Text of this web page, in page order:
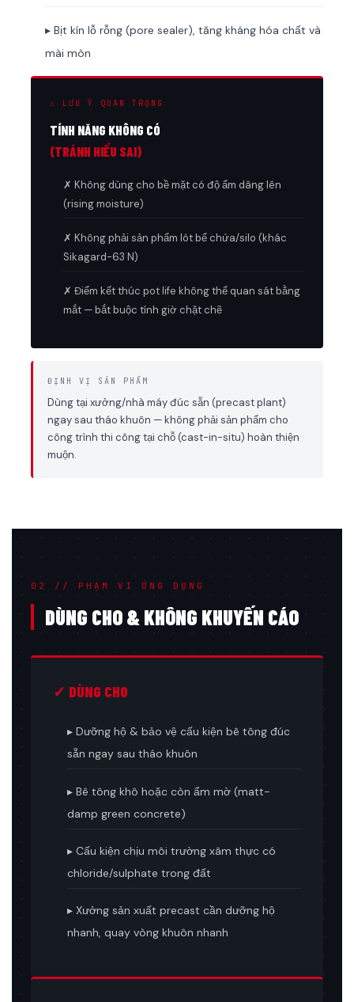
▸ Bịt kín lỗ rỗng (pore sealer), tăng kháng hóa chất và
mài mòn
⚠ LƯU Ý QUAN TRỌNG
TÍNH NĂNG KHÔNG CÓ
(TRÁNH HIỂU SAI)
✗ Không dùng cho bề mặt có độ ẩm dâng lên
(rising moisture)
✗ Không phải sản phẩm lót bể chứa/silo (khác
Sikagard-63 N)
✗ Điểm kết thúc pot life không thể quan sát bằng
mắt — bắt buộc tính giờ chặt chẽ
ĐỊNH VỊ SẢN PHẨM
Dùng tại xưởng/nhà máy đúc sẵn (precast plant)
ngay sau tháo khuôn — không phải sản phẩm cho
công trình thi công tại chỗ (cast-in-situ) hoàn thiện
muộn.
02 // PHẠM VI ỨNG DỤNG
DÙNG CHO & KHÔNG KHUYẾN CÁO
✓ DÙNG CHO
▸ Dưỡng hộ & bảo vệ cấu kiện bê tông đúc
sẵn ngay sau tháo khuôn
▸ Bê tông khô hoặc còn ẩm mờ (matt-
damp green concrete)
▸ Cấu kiện chịu môi trường xâm thực có
chloride/sulphate trong đất
▸ Xưởng sản xuất precast cần dưỡng hộ
nhanh, quay vòng khuôn nhanh